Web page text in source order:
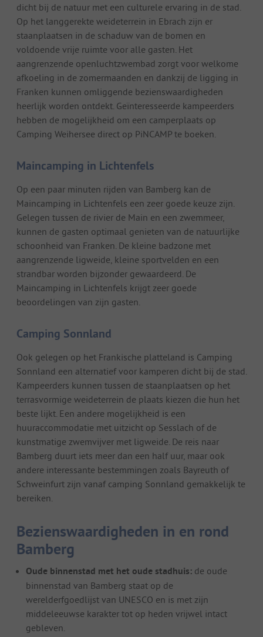
dicht bij de natuur met een culturele ervaring in de stad.
Op het langgerekte weideterrein in Ebrach zijn er
staanplaatsen in de schaduw van de bomen en
voldoende vrije ruimte voor alle gasten. Het
aangrenzende openluchtzwembad zorgt voor welkome
afkoeling in de zomermaanden en dankzij de ligging in
Franken kunnen omliggende bezienswaardigheden
heerlijk worden ontdekt. Geïnteresseerde kampeerders
hebben de mogelijkheid om een camperplaats op
Camping Weihersee direct op PiNCAMP te boeken.
Maincamping in Lichtenfels
Op een paar minuten rijden van Bamberg kan de
Maincamping in Lichtenfels een zeer goede keuze zijn.
Gelegen tussen de rivier de Main en een zwemmeer,
kunnen de gasten optimaal genieten van de natuurlijke
schoonheid van Franken. De kleine badzone met
aangrenzende ligweide, kleine sportvelden en een
strandbar worden bijzonder gewaardeerd. De
Maincamping in Lichtenfels krijgt zeer goede
beoordelingen van zijn gasten.
Camping Sonnland
Ook gelegen op het Frankische platteland is Camping
Sonnland een alternatief voor kamperen dicht bij de stad.
Kampeerders kunnen tussen de staanplaatsen op het
terrasvormige weideterrein de plaats kiezen die hun het
beste lijkt. Een andere mogelijkheid is een
huuraccommodatie met uitzicht op Sesslach of de
kunstmatige zwemvijver met ligweide. De reis naar
Bamberg duurt iets meer dan een half uur, maar ook
andere interessante bestemmingen zoals Bayreuth of
Schweinfurt zijn vanaf camping Sonnland gemakkelijk te
bereiken.
Bezienswaardigheden in en rond
Bamberg
Oude binnenstad met het oude stadhuis: de oude
binnenstad van Bamberg staat op de
werelderfgoedlijst van UNESCO en is met zijn
middeleeuwse karakter tot op heden vrijwel intact
gebleven.